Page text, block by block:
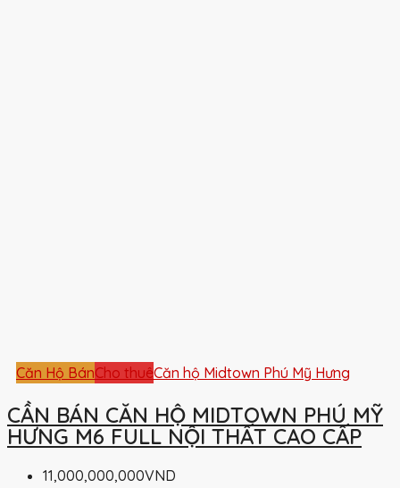
Căn Hộ BánCho thuêCăn hộ Midtown Phú Mỹ Hưng
CẦN BÁN CĂN HỘ MIDTOWN PHÚ MỸ
HƯNG M6 FULL NỘI THẤT CAO CẤP
11,000,000,000VND